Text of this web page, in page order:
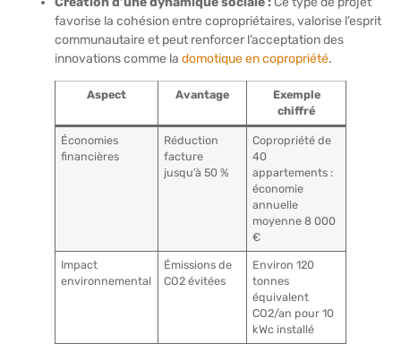
favorise la cohésion entre copropriétaires, valorise l’esprit
communautaire et peut renforcer l’acceptation des
innovations comme la domotique en copropriété.
Aspect Avantage
Exemple
chiffré
Économies
financières
Réduction
facture
jusqu’à 50 %
Copropriété de
40
appartements :
économie
annuelle
moyenne 8 000
€
Impact
environnemental
Émissions de
CO2 évitées
Environ 120
tonnes
équivalent
CO2/an pour 10
kWc installé